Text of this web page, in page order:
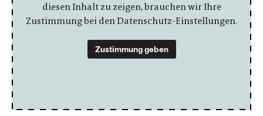
diesen Inhalt zu zeigen, brauchen wir Ihre
Zustimmung bei den Datenschutz-Einstellungen.
Zustimmung geben